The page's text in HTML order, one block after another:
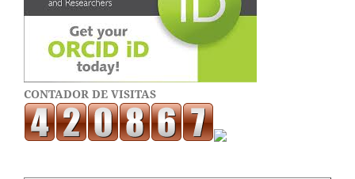
CONTADOR DE VISITAS